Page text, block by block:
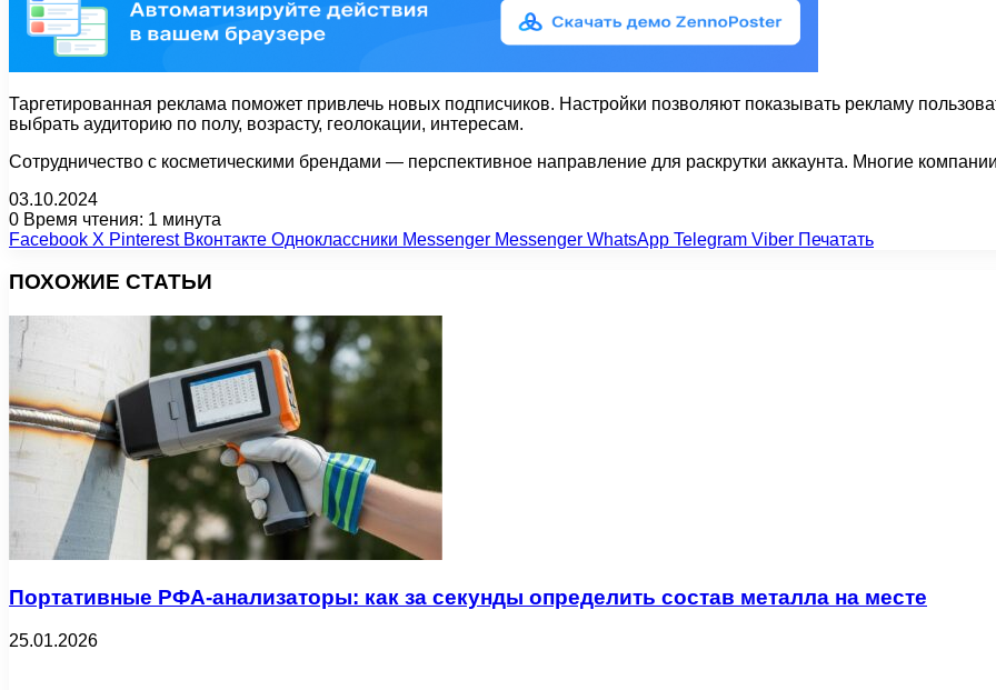
Таргетированная реклама поможет привлечь новых подписчиков. Настройки позволяют показывать рекламу
выбрать аудиторию по полу, возрасту, геолокации, интересам.
Сотрудничество с косметическими брендами — перспективное направление для раскрутки аккаунта. Многие
03.10.2024
0 Время чтения: 1 минута
Facebook X Pinterest Вконтакте Одноклассники Messenger Messenger WhatsApp Telegram Viber Печатать
ПОХОЖИЕ СТАТЬИ
Портативные РФА-анализаторы: как за секунды определить состав металла на месте
25.01.2026